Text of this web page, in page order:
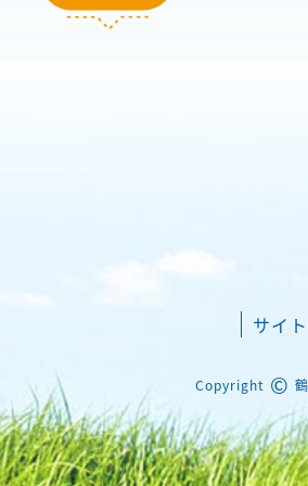
サイ
Copyright ©